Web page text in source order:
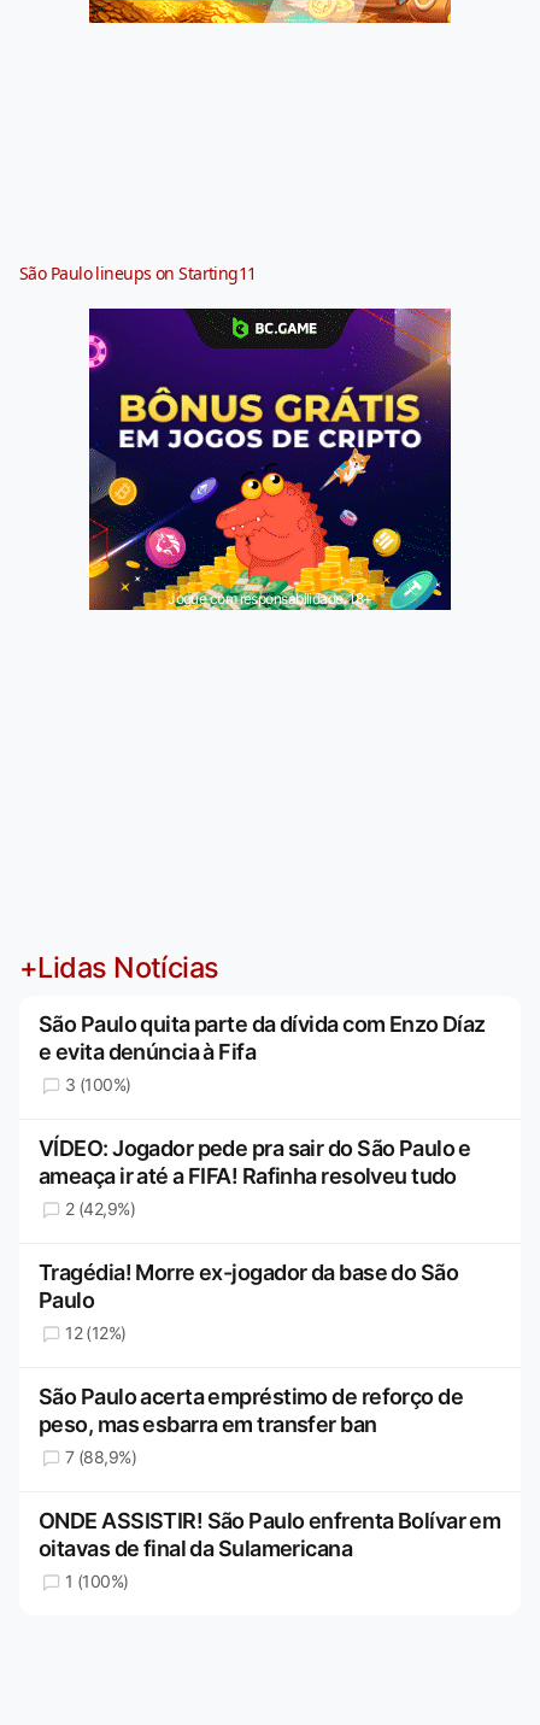
São Paulo lineups on Starting11
Jogue com responsabilidade. 18+
+Lidas Notícias
São Paulo quita parte da dívida com Enzo Díaz
e evita denúncia à Fifa
3 (100%)
VÍDEO: Jogador pede pra sair do São Paulo e
ameaça ir até a FIFA! Rafinha resolveu tudo
2 (42,9%)
Tragédia! Morre ex-jogador da base do São
Paulo
12 (12%)
São Paulo acerta empréstimo de reforço de
peso, mas esbarra em transfer ban
7 (88,9%)
ONDE ASSISTIR! São Paulo enfrenta Bolívar em
oitavas de final da Sulamericana
1 (100%)